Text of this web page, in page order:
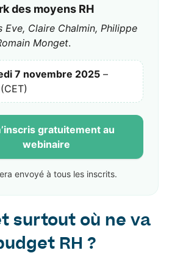
des moyens RH
Eve, Claire Chalmin, Philippe
Monget.
7 novembre 2025 –
(CET)
gratuitement au
webinaire
envoyé à tous les inscrits.
surtout où ne va
RH ?